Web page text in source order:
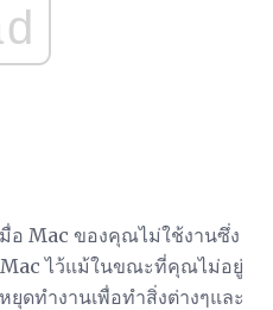
อ Mac ของคุณไม่ใช้งานซึ่ง
ไว้แม้ในขณะที่คุณไม่อยู่
ดทำงานเพื่อทำสิ่งต่างๆและ